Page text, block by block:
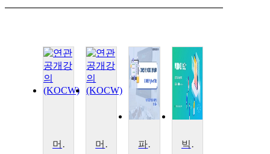
머신러닝 빅데이터 분석 머신러닝 빅데이터 분석 파이썬 기반 빅데이터 분석 실무 빅데이터 보안